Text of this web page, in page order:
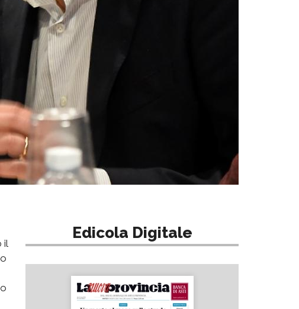
il
Edicola Digitale